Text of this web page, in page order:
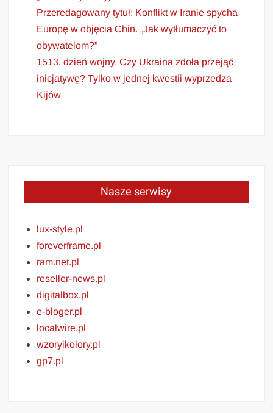
Przeredagowany tytuł: Konflikt w Iranie spycha
Europę w objęcia Chin. „Jak wytłumaczyć to
obywatelom?”
1513. dzień wojny. Czy Ukraina zdoła przejąć
inicjatywę? Tylko w jednej kwestii wyprzedza
Kijów
Nasze serwisy
lux-style.pl
foreverframe.pl
ram.net.pl
reseller-news.pl
digitalbox.pl
e-bloger.pl
localwire.pl
wzoryikolory.pl
gp7.pl